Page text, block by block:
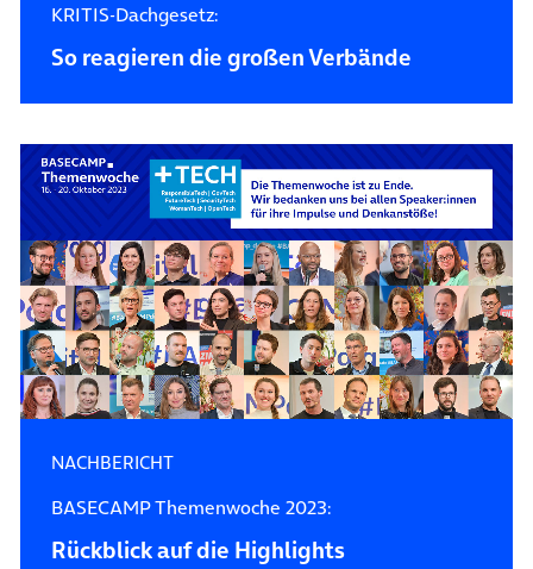
KRITIS-Dachgesetz:
So reagieren die großen Verbände
NACHBERICHT
BASECAMP Themenwoche 2023:
Rückblick auf die Highlights